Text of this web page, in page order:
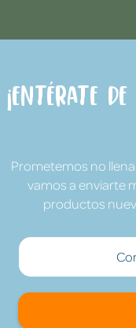
¡Entérate
Prometemos no
vamos a enviarte
productos